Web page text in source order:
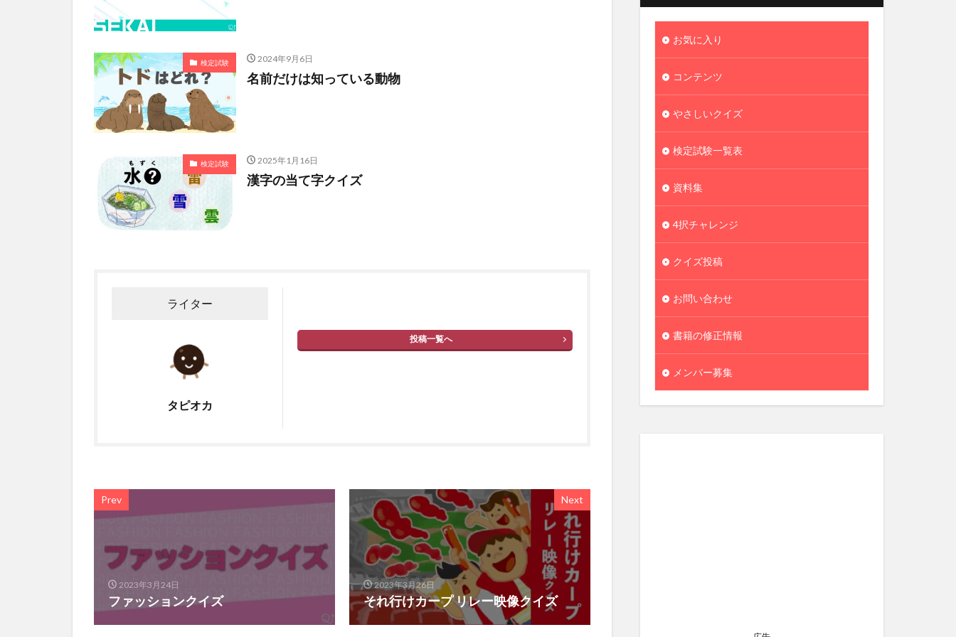
検定試験 2024年9月6日
名前だけは知っている動物
検定試験 2025年1月16日
漢字の当て字クイズ
ライター
タピオカ
投稿一覧へ
Prev
2023年3月24日
ファッションクイズ
Next
2023年3月26日
それ行けカープ リレー映像クイズ
お気に入り
コンテンツ
やさしいクイズ
検定試験一覧表
資料集
4択チャレンジ
クイズ投稿
お問い合わせ
書籍の修正情報
メンバー募集